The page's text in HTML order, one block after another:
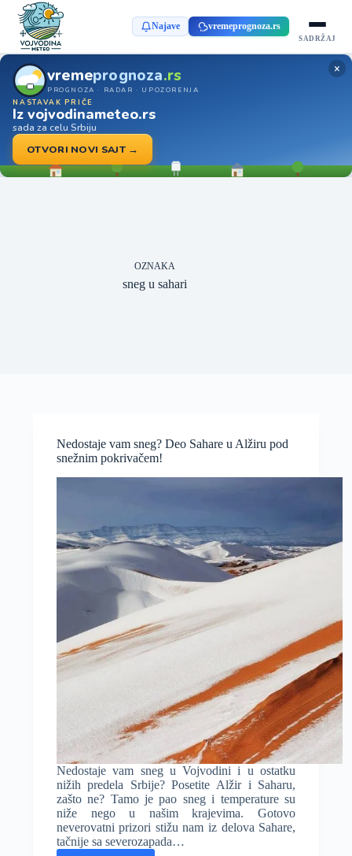
Najave vremeprognoza.rs
SADRŽAJ
vremeprognoza.rs
PROGNOZA · RADAR · UPOZORENJA
NASTAVAK PRIČE
Iz vojvodinameteo.rs
sada za celu Srbiju
OTVORI NOVI SAJT →
×
OZNAKA
sneg u sahari
Nedostaje vam sneg? Deo Sahare u Alžiru pod
snežnim pokrivačem!
Nedostaje vam sneg u Vojvodini i u ostatku
nižih predela Srbije? Posetite Alžir i Saharu,
zašto ne? Tamo je pao sneg i temperature su
niže nego u našim krajevima. Gotovo
neverovatni prizori stižu nam iz delova Sahare,
tačnije sa severozapada…